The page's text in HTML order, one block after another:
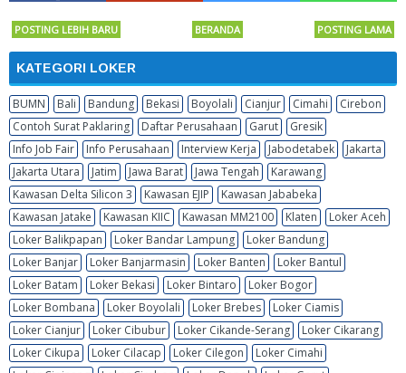
POSTING LEBIH BARU POSTING LAMA
BERANDA
KATEGORI LOKER
BUMN Bali Bandung Bekasi Boyolali Cianjur Cimahi
Cirebon
Contoh Surat Paklaring
Daftar Perusahaan Garut
Gresik
Info Job Fair
Info Perusahaan Interview Kerja Jabodetabek
Jakarta
Jakarta Utara
Jatim Jawa Barat Jawa Tengah
Karawang
Kawasan Delta Silicon 3
Kawasan EJIP
Kawasan Jababeka
Kawasan Jatake
Kawasan KIIC Kawasan MM2100 Klaten
Loker Aceh
Loker Balikpapan
Loker Bandar Lampung
Loker Bandung
Loker Banjar
Loker Banjarmasin Loker Banten
Loker Bantul
Loker Batam
Loker Bekasi Loker Bintaro
Loker Bogor
Loker Bombana
Loker Boyolali Loker Brebes
Loker Ciamis
Loker Cianjur
Loker Cibubur Loker Cikande-Serang
Loker Cikarang
Loker Cikupa
Loker Cilacap Loker Cilegon
Loker Cimahi